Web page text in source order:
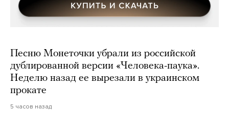
Песню Монеточки убрали из российской
дублированной версии «Человека-паука».
Неделю назад ее вырезали в украинском
прокате
5 часов назад